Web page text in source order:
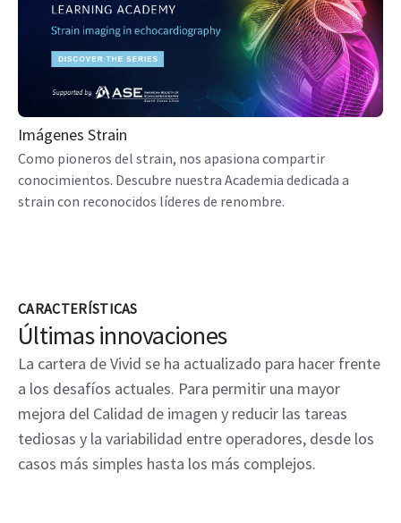
Imágenes Strain
Como pioneros del strain, nos apasiona compartir
conocimientos. Descubre nuestra Academia dedicada a
strain con reconocidos líderes de renombre.
CARACTERÍSTICAS
Últimas innovaciones
La cartera de Vivid se ha actualizado para hacer frente
a los desafíos actuales. Para permitir una mayor
mejora del Calidad de imagen y reducir las tareas
tediosas y la variabilidad entre operadores, desde los
casos más simples hasta los más complejos.